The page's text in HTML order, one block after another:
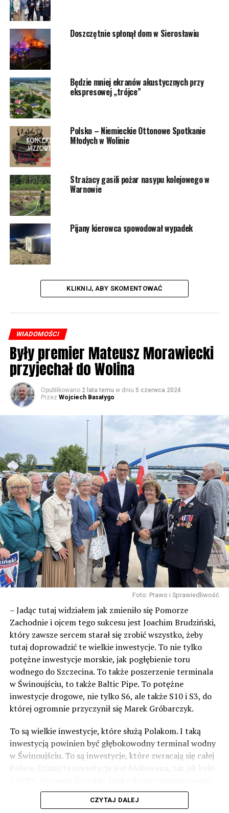
POWIĄZANE TEMATY:
NASTĘPNY
Trwają poszukiwania 49-latka z Ukrainy
NIE PRZEGAP
„Start! – rusza VI edycja Konkursu „Od polskiego
wybrzeża Bałtyku po węgierską pusztę”
Doszczętnie spłonął dom w Sierosławiu
Będzie mniej ekranów akustycznych przy
ekspresowej „trójce”
Polsko – Niemieckie Ottonowe Spotkanie
Młodych w Wolinie
Strażacy gasili pożar nasypu kolejowego w
Warnowie
Pijany kierowca spowodował wypadek
KLIKNIJ, ABY SKOMENTOWAĆ
WIADOMOŚCI
Były premier Mateusz Morawiecki
przyjechał do Wolina
Opublikowano 2 lata temu w dniu 5 czerwca 2024
Przez Wojciech Basałygo
Foto: Prawo i Sprawiedliwość
– Jadąc tutaj widziałem jak zmieniło się Pomorze
Zachodnie i ojcem tego sukcesu jest Joachim Brudziński,
który zawsze sercem starał się zrobić wszystko, żeby
tutaj doprowadzić te wielkie inwestycje. To nie tylko
potężne inwestycje morskie, jak pogłębienie toru
wodnego do Szczecina. To także poszerzenie terminala
w Świnoujściu, to także Baltic Pipe. To potężne
inwestycje drogowe, nie tylko S6, ale także S10 i S3, do
której ogromnie przyczynił się Marek Gróbarczyk.
To są wielkie inwestycje, które służą Polakom. I taką
inwestycją powinien być głębokowodny terminal wodny
w Świnoujściu. To są inwestycje, które zwracają się całej
Polsce. Dzisiaj ta inwestycja jest blokowana, tak jak było
odblokowania CPK.
CZYTAJ DALEJ